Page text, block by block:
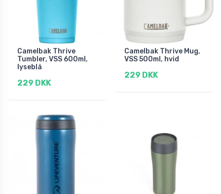
Camelbak Thrive
Tumbler, VSS 600ml,
lyseblå
229 DKK
Camelbak Thrive Mug,
VSS 500ml, hvid
229 DKK